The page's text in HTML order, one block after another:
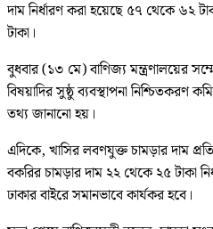
দাম নির্ধারণ করা হয়েছে ৫৭ থেকে ৬২
টাকা।
বুধবার (১৩ মে) বাণিজ্য মন্ত্রণালয়ের
বিষয়াদির সুষ্ঠু ব্যবস্থাপনা নিশ্চিতকরণ
তথ্য জানানো হয়।
এদিকে, খাসির লবণযুক্ত চামড়ার দাম
বকরির চামড়ার দাম ২২ থেকে ২৫ টাকা
ঢাকার বাইরে সমানভাবে কার্যকর হবে।